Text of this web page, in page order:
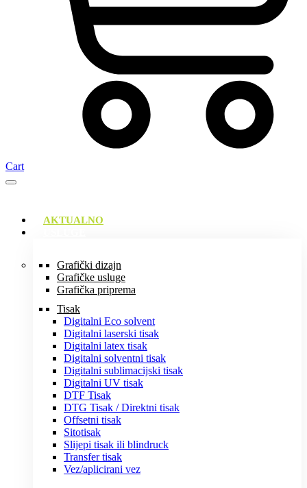
Cart
AKTUALNO
Grafički dizajn
Grafičke usluge
Grafička priprema
Tisak
Digitalni Eco solvent
Digitalni laserski tisak
Digitalni latex tisak
Digitalni solventni tisak
Digitalni sublimacijski tisak
Digitalni UV tisak
DTF Tisak
DTG Tisak / Direktni tisak
Offsetni tisak
Sitotisak
Slijepi tisak ili blindruck
Transfer tisak
Vez/aplicirani vez